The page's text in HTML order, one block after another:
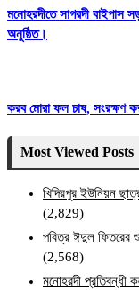
মনোহরদীতে সাগরদী বাইপাস
অনুষ্ঠিত।
করব মোরা ফল চাষ, সংরক্ষণ
Most Viewed Posts
খিদিরপুর ইউনিয়ন
(2,829)
পবিত্র ঈদুল ফিতরের
(2,568)
মনোহরদী প্রতিবন্ধী